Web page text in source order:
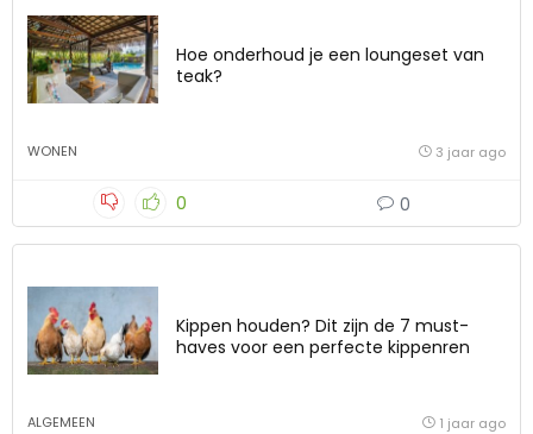
Hoe onderhoud je een loungeset van
teak?
WONEN 3 jaar ago
0 0
Kippen houden? Dit zijn de 7 must-
haves voor een perfecte kippenren
ALGEMEEN 1 jaar ago